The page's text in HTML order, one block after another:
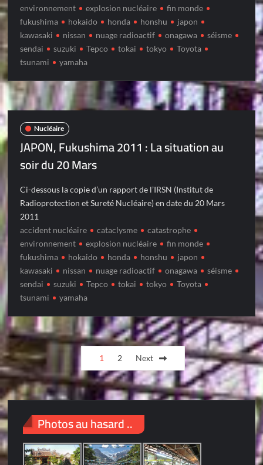
environnement
explosion nucléaire
fin monde
fukushima
hokaido honda honshu
japon
kawasaki
nissan nuage radioactif onagawa
séisme
sendai
suzuki Tepco tokai tokyo
Toyota
tsunami
yamaha
Nucléaire
JAPON, Fukushima 2011 : La situation au
soir du 20 Mars
Ci-dessous la copie d’un rapport de l’IRSN (Institut de
Radioprotection et Sureté Nucléaire) en date du 20 Mars
2011
accident nucléaire
cataclysme
catastrophe
environnement
explosion nucléaire
fin monde
fukushima
hokaido honda honshu
japon
kawasaki
nissan nuage radioactif onagawa
séisme
sendai
suzuki Tepco tokai tokyo
Toyota
tsunami
yamaha
Posts
pagination 1 2 Next
Photos au hasard ..